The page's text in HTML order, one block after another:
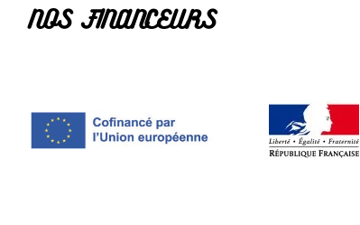
NOS FINANCEURS